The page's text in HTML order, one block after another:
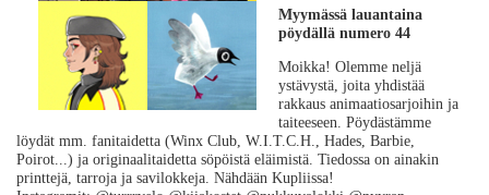
Myymässä lauantaina
pöydällä numero 44
Moikka! Olemme neljä
ystävystä, joita yhdistää
rakkaus animaatiosarjoihin ja
taiteeseen. Pöydästämme
löydät mm. fanitaidetta (Winx Club, W.I.T.C.H., Hades, Barbie,
Poirot...) ja originaalitaidetta söpöistä eläimistä. Tiedossa on ainakin
printtejä, tarroja ja savilokkeja. Nähdään Kupliissa!